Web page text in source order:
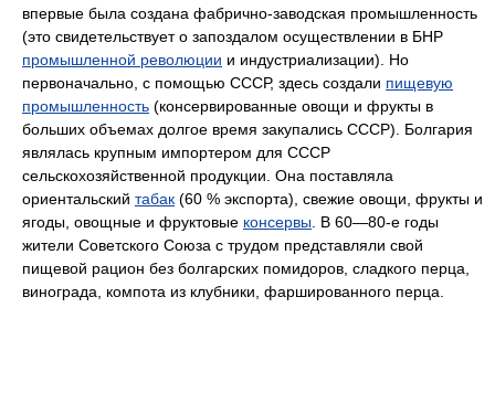
впервые была создана фабрично-заводская промышленность
(это свидетельствует о запоздалом осуществлении в БНР
промышленной революции и индустриализации). Но
первоначально, с помощью СССР, здесь создали пищевую
промышленность (консервированные овощи и фрукты в
больших объемах долгое время закупались СССР). Болгария
являлась крупным импортером для СССР
сельскохозяйственной продукции. Она поставляла
ориентальский табак (60 % экспорта), свежие овощи, фрукты и
ягоды, овощные и фруктовые консервы . В 60—80-е годы
жители Советского Союза с трудом представляли свой
пищевой рацион без болгарских помидоров, сладкого перца,
винограда, компота из клубники, фаршированного перца.